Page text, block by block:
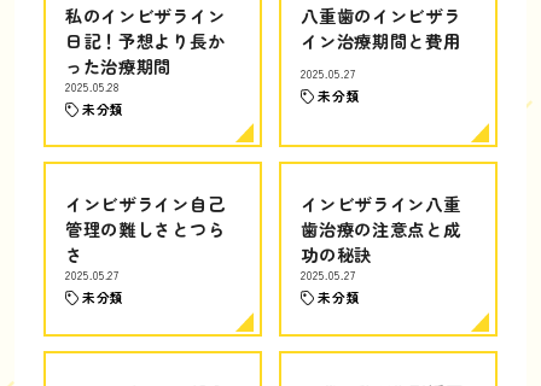
私のインビザライン
日記！予想より長か
った治療期間
2025.05.28
未分類
八重歯のインビザラ
イン治療期間と費用
2025.05.27
未分類
インビザライン自己
管理の難しさとつら
さ
2025.05.27
未分類
インビザライン八重
歯治療の注意点と成
功の秘訣
2025.05.27
未分類